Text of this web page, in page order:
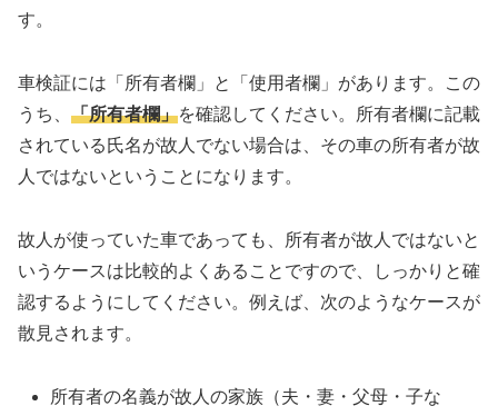
す。
車検証には「所有者欄」と「使用者欄」があります。この
うち、 「所有者欄」を確認してください。所有者欄に記載
されている氏名が故人でない場合は、その車の所有者が故
人ではないということになります。
故人が使っていた車であっても、所有者が故人ではないと
いうケースは比較的よくあることですので、しっかりと確
認するようにしてください。例えば、次のようなケースが
散見されます。
所有者の名義が故人の家族（夫・妻・父母・子な